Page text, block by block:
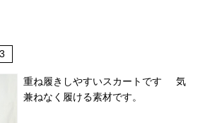
重ね履きしやすいスカートです 気
兼ねなく履ける素材です。